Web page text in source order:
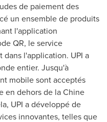
de paiement des
un ensemble de produits
l'application
QR, le service
l'application. UPI a
entier. Jusqu'à
mobile sont acceptés
en dehors de la Chine
UPI a développé de
innovantes, telles que